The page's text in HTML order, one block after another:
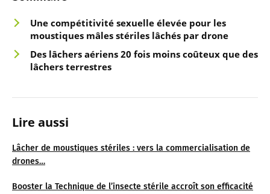
Une compétitivité sexuelle élevée pour les
moustiques mâles stériles lâchés par drone
Des lâchers aériens 20 fois moins coûteux que des
lâchers terrestres
Lire aussi
Lâcher de moustiques stériles : vers la commercialisation de
drones…
Booster la Technique de l’insecte stérile accroît son efficacité